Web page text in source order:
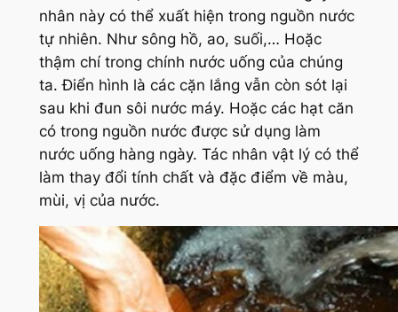
nhân này có thể xuất hiện trong nguồn nước
tự nhiên. Như sông hồ, ao, suối,… Hoặc
thậm chí trong chính nước uống của chúng
ta. Điển hình là các cặn lắng vẫn còn sót lại
sau khi đun sôi nước máy. Hoặc các hạt căn
có trong nguồn nước được sử dụng làm
nước uống hàng ngày. Tác nhân vật lý có thể
làm thay đổi tính chất và đặc điểm về màu,
mùi, vị của nước.